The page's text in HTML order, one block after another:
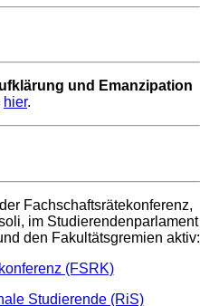
und Emanzipation
hier.
Fachschaftsrätekonferenz,
im Studierendenparlament
den Fakultätsgremien aktiv: